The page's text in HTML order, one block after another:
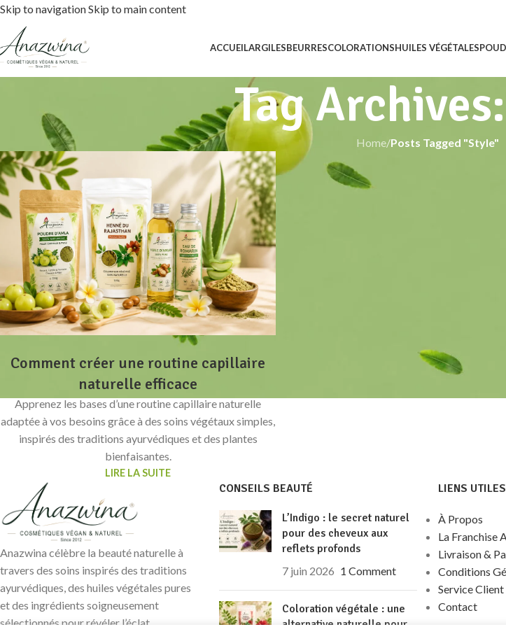
Skip to navigationSkip to main content
ACCUEILARGILESBEURRESCOLORATIONSHUILES VÉGÉTALES
Tag
Home/Posts Tagged "Style"
Comment créer une routine capillaire
naturelle efficace
Apprenez les bases d’une routine capillaire naturelle
adaptée à vos besoins grâce à des soins végétaux simples,
inspirés des traditions ayurvédiques et des plantes
bienfaisantes.
LIRE LA SUITE
Anazwina célèbre la beauté naturelle à
travers des soins inspirés des traditions
ayurvédiques, des huiles végétales pures
et des ingrédients soigneusement
sélectionnés pour révéler l’éclat
CONSEILS BEAUTÉ
L’Indigo : le secret naturel
pour des cheveux aux
reflets profonds
7 juin 2026 1 Comment
Coloration végétale : une
alternative naturelle pour
LIENS UTILES
À Propos
La Franchise
Livraison &
Conditions
Service Client
Contact